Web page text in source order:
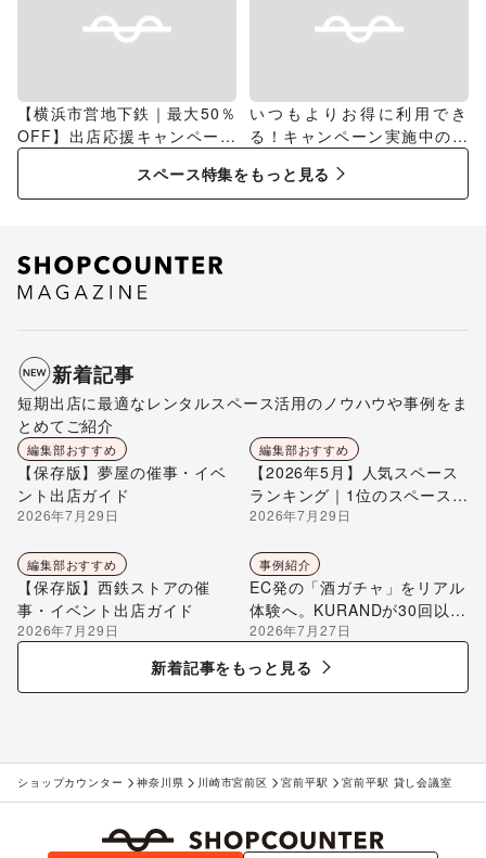
【横浜市営地下鉄｜最大50％
OFF】出店応援キャンペーン
特集
いつもよりお得に利用でき
る！キャンペーン実施中のス
スペース特集をもっと見る
新着記事
短期出店に最適なレンタルスペース活用のノウハウや事例をま
とめてご紹介
編集部おすすめ
【保存版】夢屋の催事・イベ
ント出店ガイド
2026年7月29日
編集部おすすめ
【2026年5月】人気スペース
ランキング｜1位のスペースを
編集部が解説
2026年7月29日
編集部おすすめ
【保存版】西鉄ストアの催
事・イベント出店ガイド
2026年7月29日
事例紹介
EC発の「酒ガチャ」をリアル
体験へ。KURANDが30回以上
のポップアップ出店で届け
る“新しいお酒との出会い”
2026年7月27日
新着記事をもっと見る
ショップカウンター 神奈川県 川崎市宮前区 宮前平駅 宮前平駅 貸し会議室